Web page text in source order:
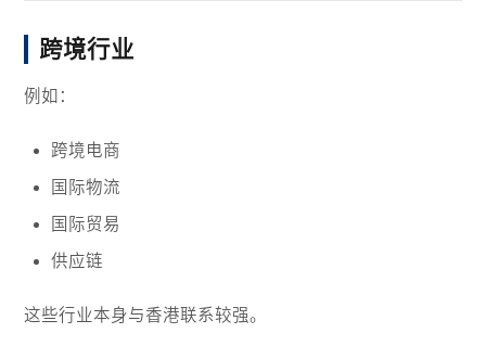
跨境行业
例如：
跨境电商
国际物流
国际贸易
供应链
这些行业本身与香港联系较强。